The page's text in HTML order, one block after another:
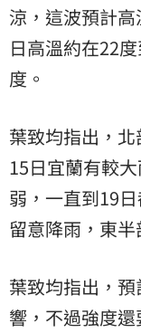
涼，這波預計
日高溫約在22
度。
葉致均指出，
15日宜蘭有較
弱，一直到19
留意降雨，東
葉致均指出，
響，不過強度還